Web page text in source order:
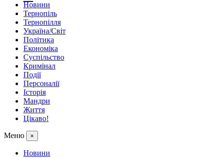
Новини
Тернопіль
Тернопілля
Україна/Світ
Політика
Економіка
Суспільство
Кримінал
Події
Персоналії
Історія
Мандри
Життя
Цікаво!
Меню ×
Новини